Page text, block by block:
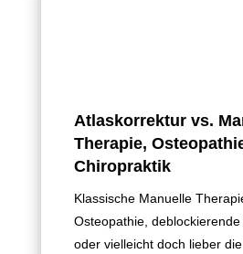
Atlaskorrektur vs.
Therapie,
Chiropraktik
Klassische Manuelle
Osteopathie,
oder vielleicht doch lieber